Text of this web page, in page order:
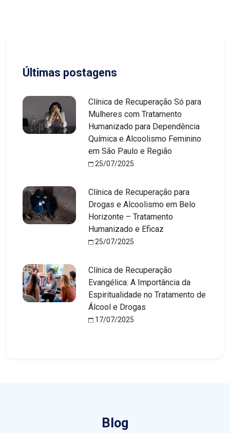
Últimas postagens
Clínica de Recuperação Só para
Mulheres com Tratamento
Humanizado para Dependência
Química e Alcoolismo Feminino
em São Paulo e Região
25/07/2025
Clínica de Recuperação para
Drogas e Alcoolismo em Belo
Horizonte – Tratamento
Humanizado e Eficaz
25/07/2025
Clínica de Recuperação
Evangélica: A Importância da
Espiritualidade no Tratamento de
Álcool e Drogas
17/07/2025
Blog